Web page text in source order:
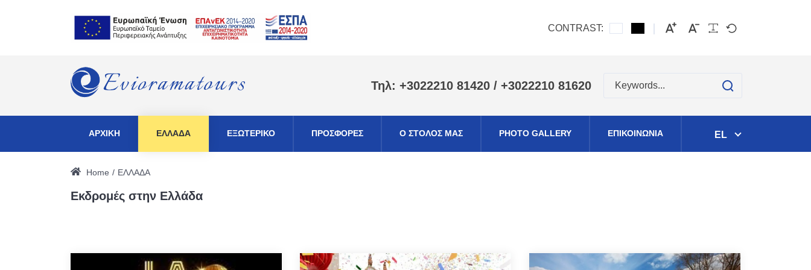
CONTRAST:
Τηλ: +3022210 81420 / +3022210 81620
ΑΡΧΙΚΗ ΕΛΛΑΔΑ ΕΞΩΤΕΡΙΚΟ ΠΡΟΣΦΟΡΕΣ Ο ΣΤΟΛΟΣ ΜΑΣ PHOTO GALLERY ΕΠΙΚΟΙΝΩΝΙΑ EL
Home ΕΛΛΑΔΑ
Εκδρομές στην Ελλάδα